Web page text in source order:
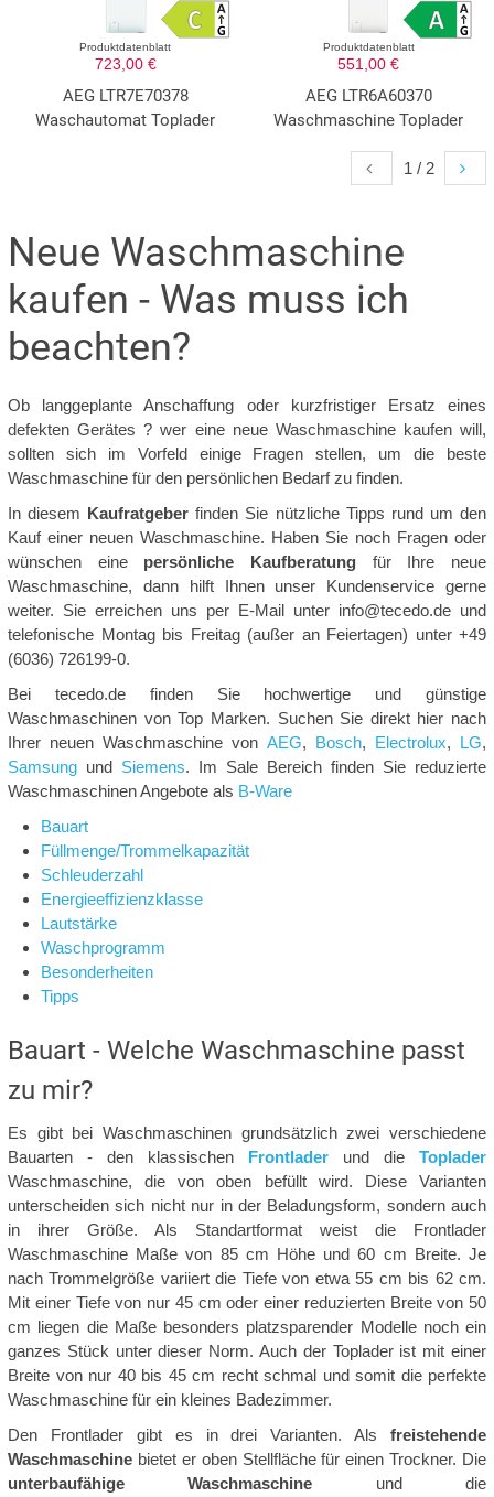
Produktdatenblatt
723,00 €
AEG LTR7E70378
Waschautomat Toplader
Produktdatenblatt
551,00 €
AEG LTR6A60370
Waschmaschine Toplader
1 / 2
Neue Waschmaschine
kaufen - Was muss ich
beachten?
Ob langgeplante Anschaffung oder kurzfristiger Ersatz eines
defekten Gerätes ? wer eine neue Waschmaschine kaufen will,
sollten sich im Vorfeld einige Fragen stellen, um die beste
Waschmaschine für den persönlichen Bedarf zu finden.
In diesem Kaufratgeber finden Sie nützliche Tipps rund um den
Kauf einer neuen Waschmaschine. Haben Sie noch Fragen oder
wünschen eine persönliche Kaufberatung für Ihre neue
Waschmaschine, dann hilft Ihnen unser Kundenservice gerne
weiter. Sie erreichen uns per E-Mail unter info@tecedo.de und
telefonische Montag bis Freitag (außer an Feiertagen) unter +49
(6036) 726199-0.
Bei tecedo.de finden Sie hochwertige und günstige
Waschmaschinen von Top Marken. Suchen Sie direkt hier nach
Ihrer neuen Waschmaschine von AEG, Bosch, Electrolux, LG,
Samsung und Siemens. Im Sale Bereich finden Sie reduzierte
Waschmaschinen Angebote als B-Ware
Bauart
Füllmenge/Trommelkapazität
Schleuderzahl
Energieeffizienzklasse
Lautstärke
Waschprogramm
Besonderheiten
Tipps
Bauart - Welche Waschmaschine passt
zu mir?
Es gibt bei Waschmaschinen grundsätzlich zwei verschiedene
Bauarten - den klassischen Frontlader und die Toplader
Waschmaschine, die von oben befüllt wird. Diese Varianten
unterscheiden sich nicht nur in der Beladungsform, sondern auch
in ihrer Größe. Als Standartformat weist die Frontlader
Waschmaschine Maße von 85 cm Höhe und 60 cm Breite. Je
nach Trommelgröße variiert die Tiefe von etwa 55 cm bis 62 cm.
Mit einer Tiefe von nur 45 cm oder einer reduzierten Breite von 50
cm liegen die Maße besonders platzsparender Modelle noch ein
ganzes Stück unter dieser Norm. Auch der Toplader ist mit einer
Breite von nur 40 bis 45 cm recht schmal und somit die perfekte
Waschmaschine für ein kleines Badezimmer.
Den Frontlader gibt es in drei Varianten. Als freistehende
Waschmaschine bietet er oben Stellfläche für einen Trockner. Die
unterbaufähige Waschmaschine und die